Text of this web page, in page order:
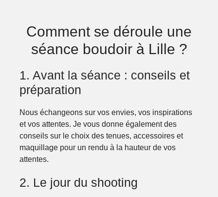
Comment se déroule une
séance boudoir à Lille ?
1. Avant la séance : conseils et
préparation
Nous échangeons sur vos envies, vos inspirations
et vos attentes. Je vous donne également des
conseils sur le choix des tenues, accessoires et
maquillage pour un rendu à la hauteur de vos
attentes.
2. Le jour du shooting